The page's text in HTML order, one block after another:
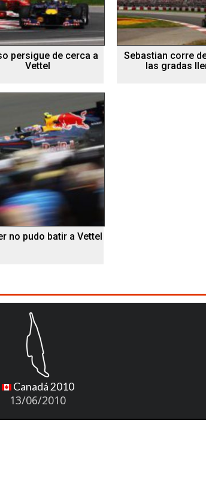
persigue de cerca a
Vettel
Sebastian corre
las gradas
no pudo batir a Vettel
Canadá 2010
13/06/2010